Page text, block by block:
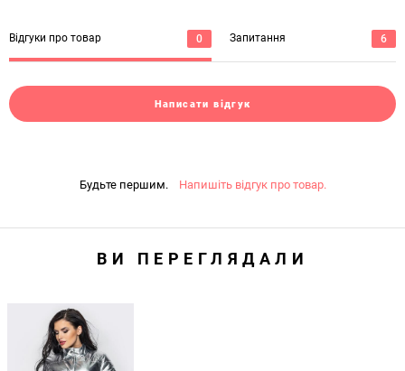
Відгуки про товар 0 Запитання 6
Написати відгук
Будьте першим. Напишіть відгук про товар.
ВИ ПЕРЕГЛЯДАЛИ